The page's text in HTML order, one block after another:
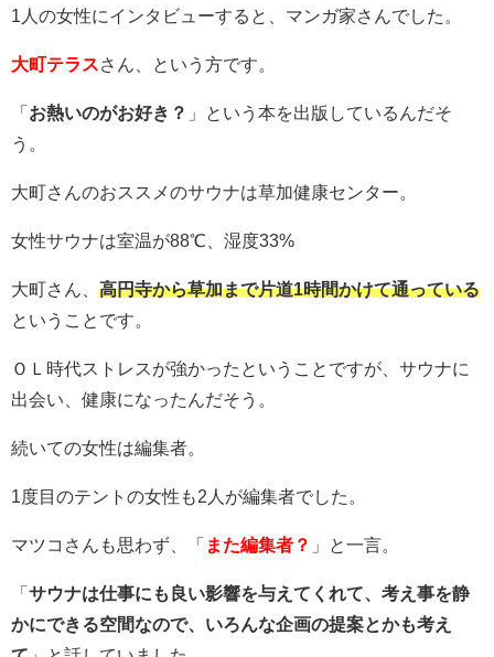
1人の女性にインタビューすると、マンガ家さんでした。
大町テラス さん、という方です。
「 お熱いのがお好き？ 」という本を出版しているんだそ
う。
大町さんのおススメのサウナは草加健康センター。
女性サウナは室温が88℃、湿度33%
大町さん、 高円寺から草加まで片道1時間かけて通っている
ということです。
ＯＬ時代ストレスが強かったということですが、サウナに
出会い、健康になったんだそう。
続いての女性は編集者。
1度目のテントの女性も2人が編集者でした。
マツコさんも思わず、「 また編集者？ 」と一言。
「 サウナは仕事にも良い影響を与えてくれて、考え事を静
かにできる空間なので、いろんな企画の提案とかも考え